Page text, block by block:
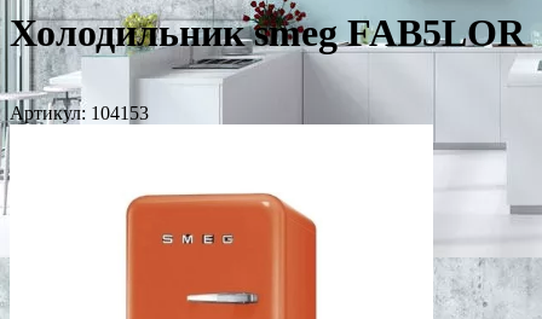
Холодильник smeg FAB5LOR
Артикул: 104153